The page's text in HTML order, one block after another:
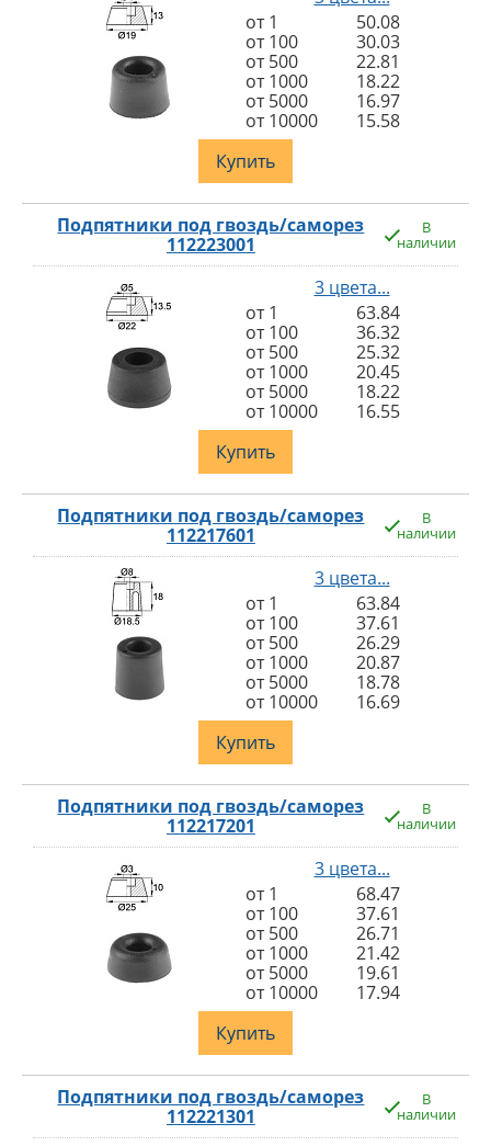
от 1
50.08
от 100
30.03
от 500
22.81
от 1000
18.22
от 5000
16.97
от 10000
15.58
Купить
Подпятники под гвоздь/саморез
112223001
В
наличии
3 цвета...
от 1
63.84
от 100
36.32
от 500
25.32
от 1000
20.45
от 5000
18.22
от 10000
16.55
Купить
Подпятники под гвоздь/саморез
112217601
В
наличии
3 цвета...
от 1
63.84
от 100
37.61
от 500
26.29
от 1000
20.87
от 5000
18.78
от 10000
16.69
Купить
Подпятники под гвоздь/саморез
112217201
В
наличии
3 цвета...
от 1
68.47
от 100
37.61
от 500
26.71
от 1000
21.42
от 5000
19.61
от 10000
17.94
Купить
Подпятники под гвоздь/саморез
112221301
В
наличии